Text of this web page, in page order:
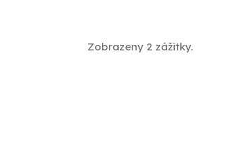
Zobrazeny 2 zážitky.